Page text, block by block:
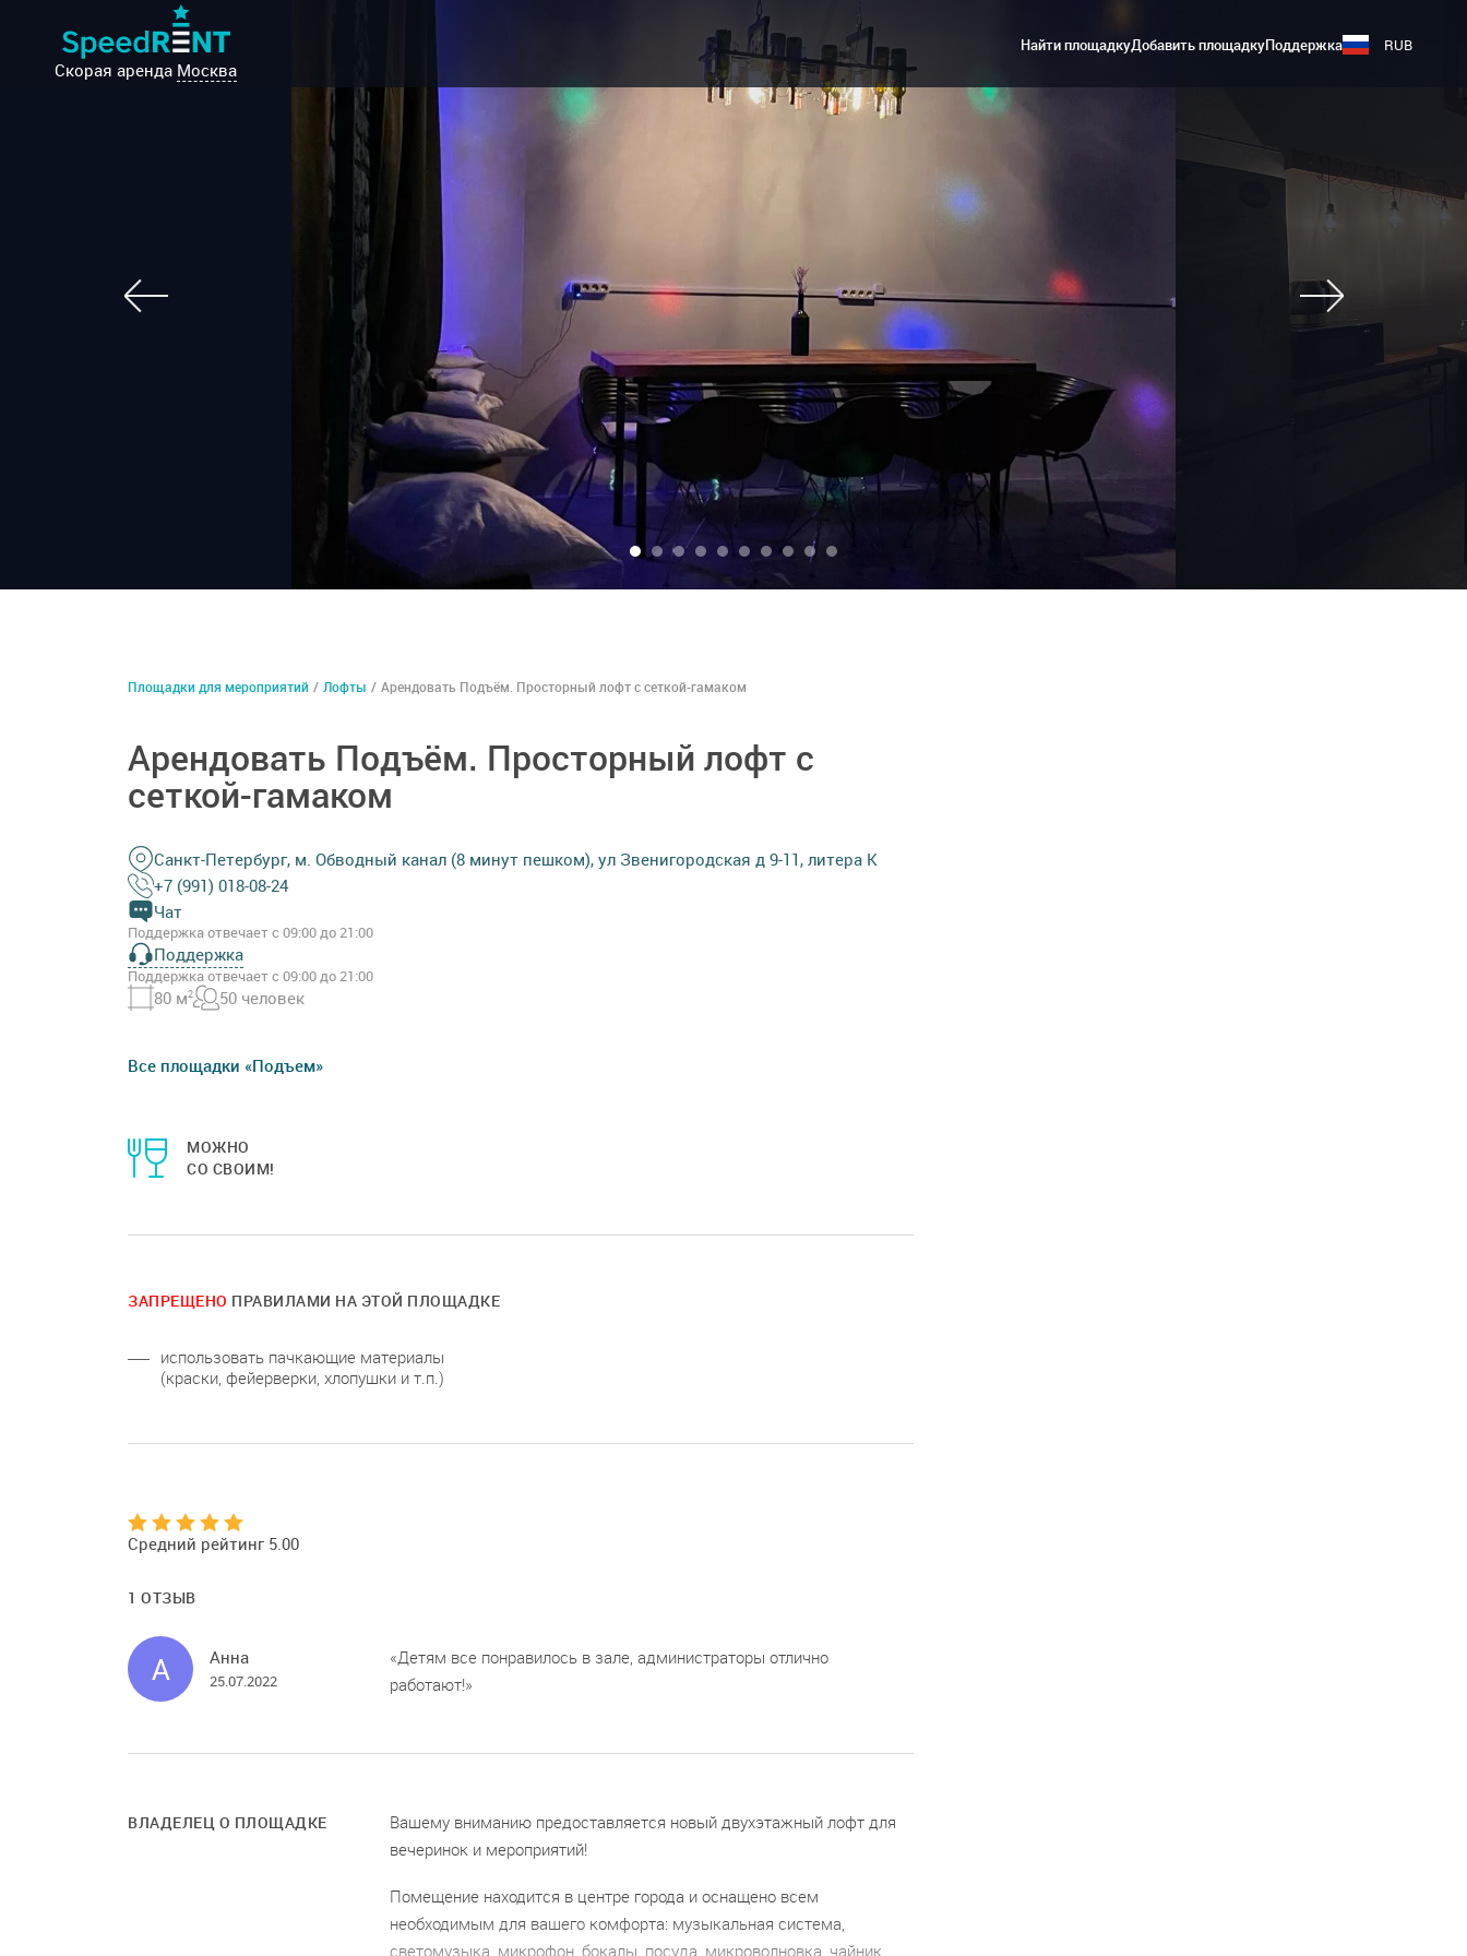
Скорая аренда Москва
Найти площадкуДобавить площадкуПоддержка RUB
Площадки для мероприятий / Лофты / Арендовать Подъём. Просторный лофт с сеткой-гамаком
Арендовать Подъём. Просторный лофт с
сеткой-гамаком
Санкт-Петербург, м. Обводный канал (8 минут пешком), ул Звенигородская д 9-11, литера К
+7 (991) 018-08-24
Чат
Поддержка отвечает с 09:00 до 21:00
Поддержка
Поддержка отвечает с 09:00 до 21:00
80 м2 50 человек
Все площадки «Подъем»
МОЖНО
СО СВОИМ!
ЗАПРЕЩЕНО ПРАВИЛАМИ НА ЭТОЙ ПЛОЩАДКЕ
использовать пачкающие материалы
(краски, фейерверки, хлопушки и т.п.)
Средний рейтинг 5.00
1 ОТЗЫВ
А Анна
25.07.2022
Детям все понравилось в зале, администраторы отлично
работают!
ВЛАДЕЛЕЦ О ПЛОЩАДКЕ
Вашему вниманию предоставляется новый двухэтажный лофт для
вечеринок и мероприятий!
Помещение находится в центре города и оснащено всем
необходимым для вашего комфорта: музыкальная система,
светомузыка, микрофон, бокалы, посуда, микроволновка, чайник,